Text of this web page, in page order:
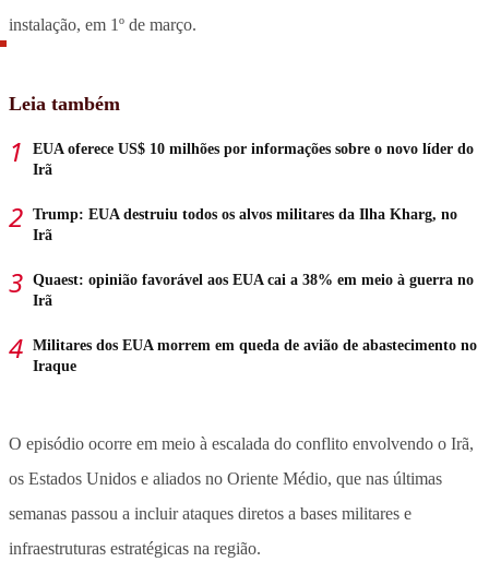
instalação, em 1º de março.
Leia também
EUA oferece US$ 10 milhões por informações sobre o novo líder do
Irã
Trump: EUA destruiu todos os alvos militares da Ilha Kharg, no
Irã
Quaest: opinião favorável aos EUA cai a 38% em meio à guerra no
Irã
Militares dos EUA morrem em queda de avião de abastecimento no
Iraque
O episódio ocorre em meio à escalada do conflito envolvendo o Irã,
os Estados Unidos e aliados no Oriente Médio, que nas últimas
semanas passou a incluir ataques diretos a bases militares e
infraestruturas estratégicas na região.